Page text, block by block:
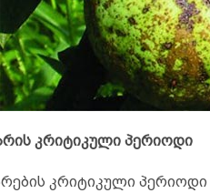
კრიტიკული პერიოდი
კრიტიკული პერიოდი